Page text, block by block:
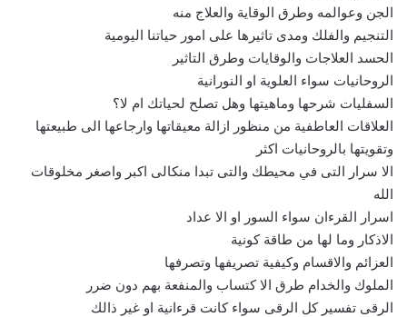
الجن وعوالمه وطرق الوقاية والعلاج منه
التنجيم والفلك ومدى تاثيرها على امور حياتنا اليومية
الحسد العلاجات والوقايات وطرق التاثير
الروحانيات سواء العلوية او النورانية
السفليات شرحها وماهيتها وهل تصلح لحياتك ام لا؟
العلاقات العاطفية من منظور ازالة معيقاتها وارجاعها الى طبيعتها
وتقويتها بالروحانيات اكثر
الا سرار التى في محيطك والتى تبدا منكالى اكبر واصغر مخلوقات
الله
اسرار القرءان سواء السور او الا عداد
الاذكار وما لها من طاقة كونية
العزائم والاقسام وكيفية تصريفها وتصرفها
الملوك والخدام طرق الا كتساب والمنفعة بهم دون ضرر
الرقى تفسير كل الرقى سواء كانت قرءانية او غير ذالك